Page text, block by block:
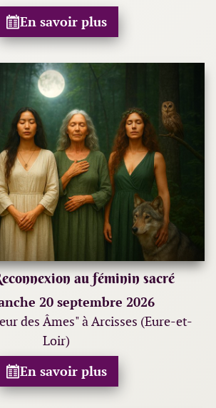
En savoir plus
au féminin sacré
20 septembre 2026
des Âmes" à Arcisses (Eure-et-
Loir)
En savoir plus